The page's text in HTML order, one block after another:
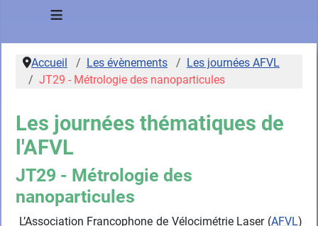
≡
Accueil Les évènements
Les journées AFVL
JT29 - Métrologie des nanoparticules
Les journées thématiques de
l'AFVL
JT29 - Métrologie des
nanoparticules
L’Association Francophone de Vélocimétrie Laser (AFVL)